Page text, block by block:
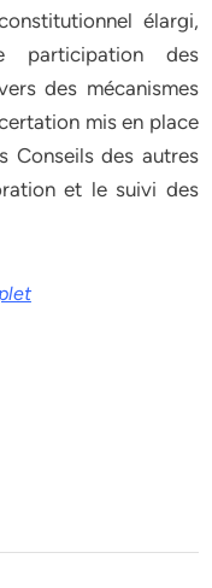
élargi,
participation des
des mécanismes
mis en place
Conseils des autres
et le suivi des